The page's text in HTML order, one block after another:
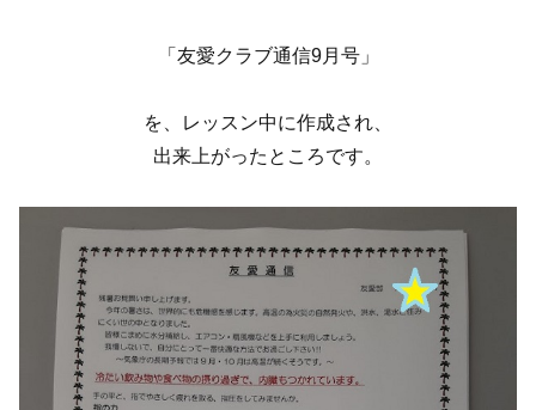
「友愛クラブ通信9月号」
を、レッスン中に作成され、
出来上がったところです。